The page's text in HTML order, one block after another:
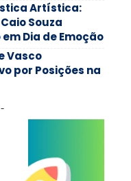
Artística:
Souza
Dia de Emoção
Vasco
por Posições na